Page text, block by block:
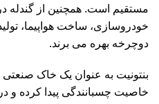
مستقیم است. همچنین از
خودروسازی، ساخت هواپیما،
دوچرخه بهره می برند.
بنتونیت به عنوان یک خاک صنعتی
خاصیت چسبانندگی پیدا کرده و